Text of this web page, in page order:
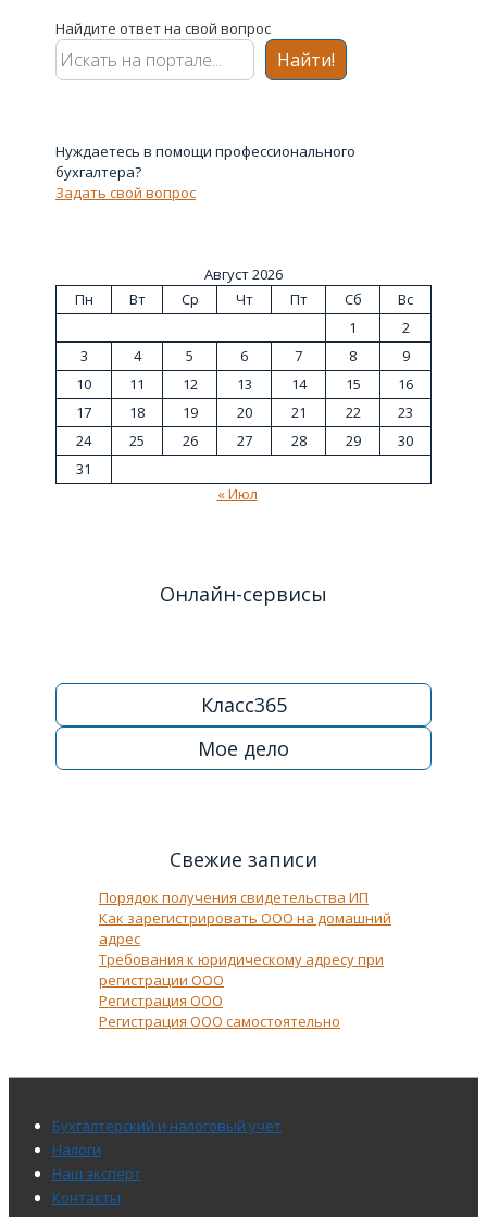
Найдите ответ на свой вопрос
Найти!
Нуждаетесь в помощи профессионального
бухгалтера?
Задать свой вопрос
Август 2026
Пн
Вт Ср Чт Пт Сб
Вс
1
2
3
4 5 6 7 8
9
10
11 12 13 14 15
16
17
18 19 20 21 22
23
24
25 26 27 28 29
30
31
« Июл
Онлайн-сервисы
Класс365
Мое дело
Свежие записи
Порядок получения свидетельства ИП
Как зарегистрировать ООО на домашний
адрес
Требования к юридическому адресу при
регистрации ООО
Регистрация ООО
Регистрация ООО самостоятельно
Меню
подвала
Бухгалтерский и налоговый учет
Налоги
Наш эксперт
Контакты